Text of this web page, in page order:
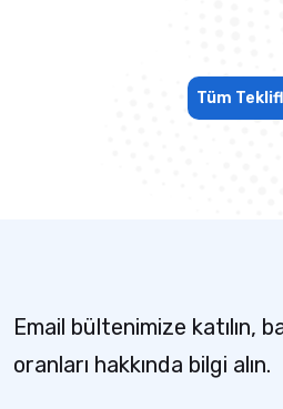
Tüm
Email bültenimize katılın,
oranları hakkında bilgi alın.